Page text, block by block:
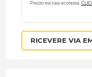
Prezzo esclusa ecotassa.
RICEVERE VIA